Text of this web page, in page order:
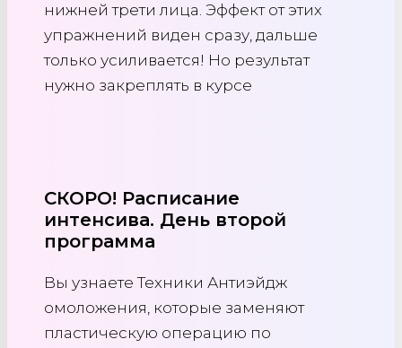
нижней трети лица. Эффект от этих
упражнений виден сразу, дальше
только усиливается! Но результат
нужно закреплять в курсе
СКОРО! Расписание
интенсива. День второй
программа
Вы узнаете Техники Антиэйдж
омоложения, которые заменяют
пластическую операцию по